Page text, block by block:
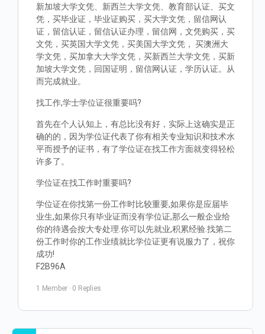
新加坡大学文凭、新西兰大学文凭、教育部认证、买文
凭，买毕业证，毕业证购买，买大学文凭，留信网认
证，留信认证，留信认证办理，留信网，文凭购买，买
文凭，买英国大学文凭，买美国大学文凭， 买澳洲大
学文凭，买加拿大大学文凭，买新西兰大学文凭，买新
加坡大学文凭，回国证明，留信网认证，学历认证。从
而完成就业。
找工作,学士学位证很重要吗?
首先在个人认知上，有总比没有好，实际上这确实是正
确的的，因为学位证代表了你有相关专业知识和技术水
平而授予的证书，有了学位证在找工作方面就变得轻松
许多了。
学位证在找工作时重要吗?
学位证在你找第一份工作时比较重要,如果你是应届毕
业生,如果你只有毕业证而没有学位证,那么一般企业给
你的待遇会按大专处理.你可以先就业,积累经验.找第二
份工作时你的工作业绩就比学位证更有说服力了，祝你
成功!
F2B96A
1 Member · 0 Replies